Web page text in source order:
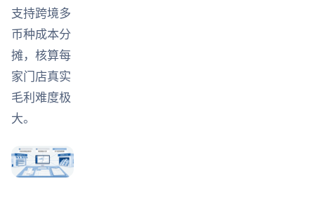
支持跨境多
币种成本分
摊，核算每
家门店真实
毛利难度极
大。